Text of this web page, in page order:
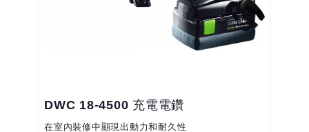
DWC 18-4500 充電電鑽
在室內裝修中顯現出動力和耐久性